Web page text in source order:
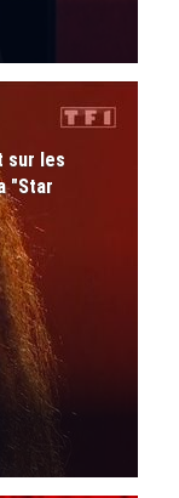
sur les
"Star